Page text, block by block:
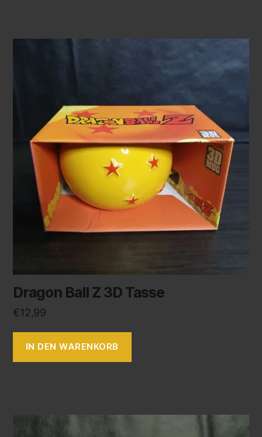
Dragon Ball Z 3D Tasse
€12,99
IN DEN WARENKORB